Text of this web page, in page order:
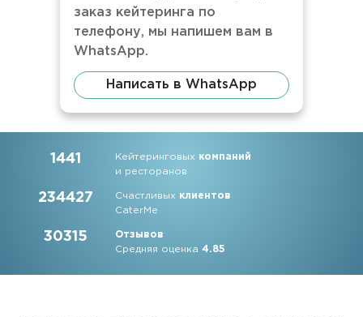
заказ кейтеринга по
телефону, мы напишем вам в
WhatsApp.
Написать в WhatsApp
1441 Кейтеринговых компаний
и ресторанов
234427 Счастливых клиентов
CaterMe
30315
Отзывов
Средняя оценка4.85